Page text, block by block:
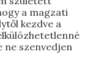
a magzati
kezdve a
ne szenvedjen